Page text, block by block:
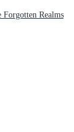
Realms